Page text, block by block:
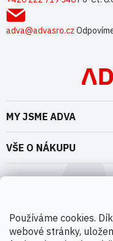
Používáme cookies.
webové stránky,
adva@advasro.cz
MY JSME ADVA
O nás
Naše dokumenty
Kontakty
VŠE O NÁKUPU
Doprava a platba
VOP pro spotřebitele -
VOP pro nakupující
VOP Letectví / GT&C